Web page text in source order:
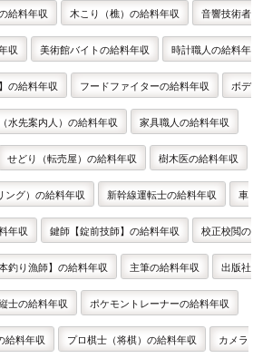
給料年収 木こり（樵）の給料年収 音響技術者
収 美術館バイトの給料年収 時計職人の給料年
の給料年収 フードファイターの給料年収 ボデ
水先案内人）の給料年収 家具職人の給料年収
せどり（転売屋）の給料年収 樹木医の給料年収
ング）の給料年収 新幹線運転士の給料年収 車
年収 鍵師【錠前技師】の給料年収 校正校閲の
釣り漁師】の給料年収 主筆の給料年収 出版社
士の給料年収 ポケモントレーナーの給料年収
給料年収 プロ棋士（将棋）の給料年収 カメラ